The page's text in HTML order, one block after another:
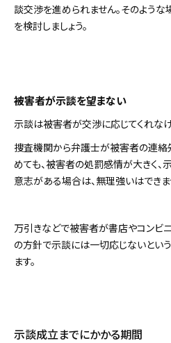
談交渉を進められません。そのよう
を検討しましょう。
被害者が示談を望まない
示談は被害者が交渉に応じてくれな
捜査機関から弁護士が被害者の連絡
めても、被害者の処罰感情が大きく
意志がある場合は、無理強いはできま
万引きなどで被害者が書店やコンビ
の方針で示談には一切応じないとい
ます。
示談成立までにかかる期間